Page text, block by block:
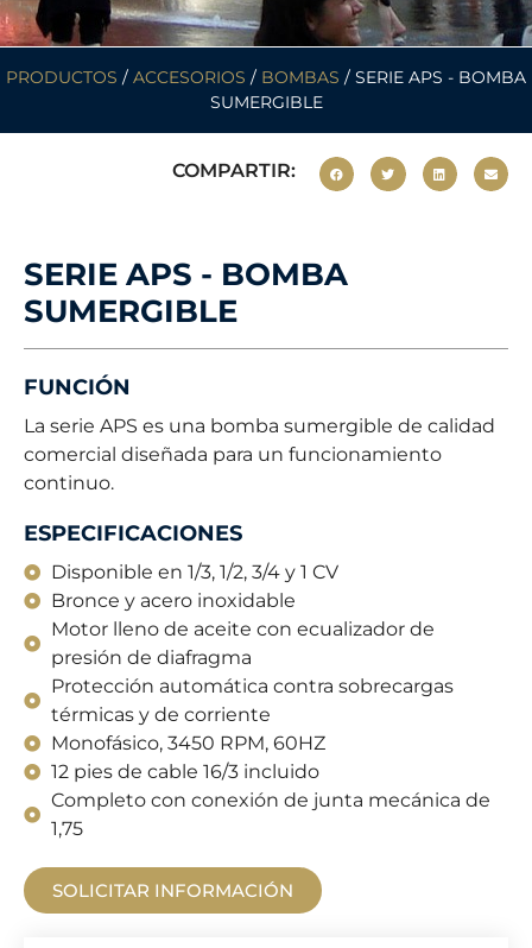
PRODUCTOS / ACCESORIOS / BOMBAS / SERIE APS - BOMBA
SUMERGIBLE
COMPARTIR:
SERIE APS - BOMBA
SUMERGIBLE
FUNCIÓN
La serie APS es una bomba sumergible de calidad
comercial diseñada para un funcionamiento
continuo.
ESPECIFICACIONES
Disponible en 1/3, 1/2, 3/4 y 1 CV
Bronce y acero inoxidable
Motor lleno de aceite con ecualizador de
presión de diafragma
Protección automática contra sobrecargas
térmicas y de corriente
Monofásico, 3450 RPM, 60HZ
12 pies de cable 16/3 incluido
Completo con conexión de junta mecánica de
1,75
SOLICITAR INFORMACIÓN